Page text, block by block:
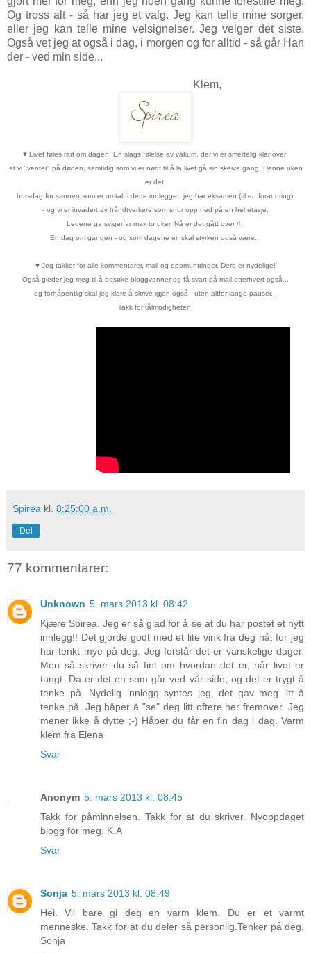
Og tross alt - så har jeg et valg. Jeg kan telle mine sorger,
eller jeg kan telle mine velsignelser. Jeg velger det siste.
Også vet jeg at også i dag, i morgen og for alltid - så går Han
der - ved min side...
Klem,
♥ Livet føles rart om dagen. En slags følelse av vakum, der vi er smertelig klar over
at vi "venter" på døden, samtidig som vi er nødt til å la livet gå sin skeive gang. Denne uken
er det
bursdag for sønnen som er omtalt i dette innlegget, jeg har eksamen (til en forandring)
- og vi er invadert av håndtverkere som snur opp ned på en hel etasje.
Legene ga svigerfar max to uker. Nå er det gått over 4.
En dag om gangen - og som dagene er, skal styrken også være...
♥ Jeg takker for alle kommentarer, mail og oppmuntringer. Dere er nydelige!
Også gleder jeg meg til å besøke bloggvenner og få svart på mail etterhvert også...
og forhåpentlig skal jeg klare å skrive igjen også - uten altfor lange pauser...
Takk for tålmodigheten!
Spirea kl. 8:25:00 a.m.
Del
77 kommentarer:
Unknown 5. mars 2013 kl. 08:42
Kjære Spirea. Jeg er så glad for å se at du har postet et nytt
innlegg!! Det gjorde godt med et lite vink fra deg nå, for jeg
har tenkt mye på deg. Jeg forstår det er vanskelige dager.
Men så skriver du så fint om hvordan det er, når livet er
tungt. Da er det en som går ved vår side, og det er trygt å
tenke på. Nydelig innlegg syntes jeg, det gav meg litt å
tenke på. Jeg håper å "se" deg litt oftere her fremover. Jeg
mener ikke å dytte ;-) Håper du får en fin dag i dag. Varm
klem fra Elena
Svar
Anonym 5. mars 2013 kl. 08:45
Takk for påminnelsen. Takk for at du skriver. Nyoppdaget
blogg for meg. K.A
Svar
Sonja 5. mars 2013 kl. 08:49
Hei. Vil bare gi deg en varm klem. Du er et varmt
menneske. Takk for at du deler så personlig.Tenker på deg.
Sonja